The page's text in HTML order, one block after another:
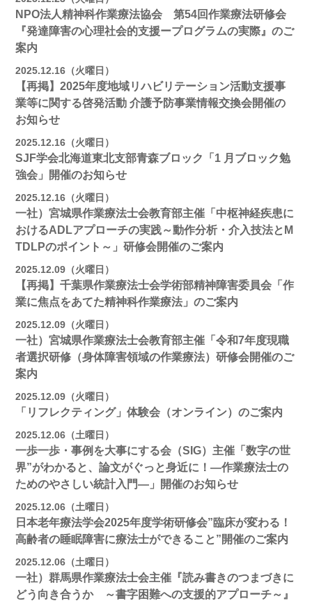
NPO法人精神科作業療法協会 第54回作業療法研修会
『発達障害の心理社会的支援ープログラムの実際』のご
案内
2025.12.16（火曜日）
【再掲】2025年度地域リハビリテーション活動⽀援事
業等に関する啓発活動 介護予防事業情報交換会開催の
お知らせ
2025.12.16（火曜日）
SJF学会北海道東北支部⻘森ブロック「1 月ブロック勉
強会」開催のお知らせ
2025.12.16（火曜日）
一社）宮城県作業療法士会教育部主催「中枢神経疾患に
おけるADLアプローチの実践～動作分析・介入技法とM
TDLPのポイント～」研修会開催のご案内
2025.12.09（火曜日）
【再掲】千葉県作業療法士会学術部精神障害委員会「作
業に焦点をあてた精神科作業療法」のご案内
2025.12.09（火曜日）
一社）宮城県作業療法士会教育部主催「令和7年度現職
者選択研修（身体障害領域の作業療法）研修会開催のご
案内
2025.12.09（火曜日）
「リフレクティング」体験会（オンライン）のご案内
2025.12.06（土曜日）
一歩一歩・事例を大事にする会（SIG）主催「数字の世
界”がわかると、論文がぐっと身近に！―作業療法士の
ためのやさしい統計入門―」開催のお知らせ
2025.12.06（土曜日）
日本老年療法学会2025年度学術研修会”臨床が変わる！
高齢者の睡眠障害に療法士ができること”開催のご案内
2025.12.06（土曜日）
一社）群馬県作業療法士会主催『読み書きのつまづきに
どう向き合うか ～書字困難への支援的アプローチ～』